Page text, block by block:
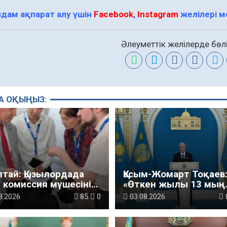
ақпарат алу үшін Facebook, Instagram желілері
Әлеуметтік желілерде
ОҚЫҢЫЗ:
Қызылордада
комиссия мүшесінің
жетілдіріледі
85 0
Қасым-Жомарт Тоқаев:
«Өткен жылы 13 мың
шақырым автокөлік
жолын салу және
жұмысы жүргізілді»
03.08.2026